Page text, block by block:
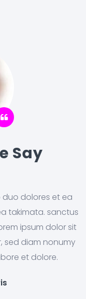
Say
dolores et ea
takimata. sanctus
ipsum dolor sit
sed diam nonumy
et dolore.